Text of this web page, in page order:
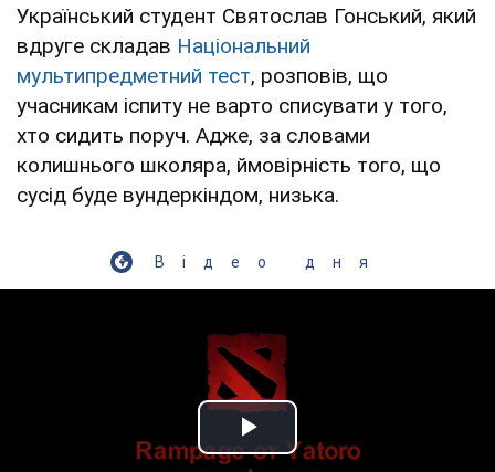
Український студент Святослав Гонський, який
вдруге складав Національний
мультипредметний тест, розповів, що
учасникам іспиту не варто списувати у того,
хто сидить поруч. Адже, за словами
колишнього школяра, ймовірність того, що
сусід буде вундеркіндом, низька.
Відео дня
Play Video